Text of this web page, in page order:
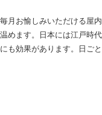
毎月お愉しみいただける屋
温めます。日本には江戸時
にも効果があります。日ご